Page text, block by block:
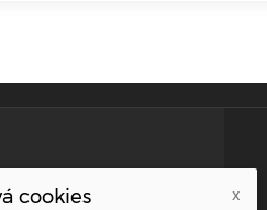
INFORMACE
cookies x